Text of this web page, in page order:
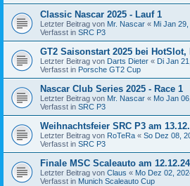
Classic Nascar 2025 - Lauf 1
Letzter Beitrag von Mr. Nascar « Mi Jan
Verfasst in SRC P3
GT2 Saisonstart 2025 bei HotSlot,
Letzter Beitrag von Darts Dieter « Di Jan
Verfasst in Porsche GT2 Cup
Nascar Club Series 2025 - Race 1
Letzter Beitrag von Mr. Nascar « Mo Jan
Verfasst in SRC P3
Weihnachtsfeier SRC P3 am
Letzter Beitrag von RoTeRa « So Dez 08,
Verfasst in SRC P3
Finale MSC Scaleauto am
Letzter Beitrag von Claus « Mo Dez 02,
Verfasst in Munich Scaleauto Cup